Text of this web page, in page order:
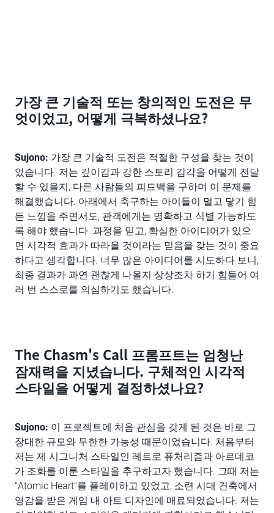
가장 큰 기술적 또는 창의적인 도전은 무
엇이었고, 어떻게 극복하셨나요?
Sujono: 가장 큰 기술적 도전은 적절한 구성을 찾는 것이
었습니다. 저는 깊이감과 강한 스토리 감각을 어떻게 전달
할 수 있을지, 다른 사람들의 피드백을 구하며 이 문제를
해결했습니다. 아래에서 축구하는 아이들이 멀고 닿기 힘
든 느낌을 주면서도, 관객에게는 명확하고 식별 가능하도
록 해야 했습니다. 과정을 믿고, 확실한 아이디어가 있으
면 시각적 효과가 따라올 것이라는 믿음을 갖는 것이 중요
하다고 생각합니다. 너무 많은 아이디어를 시도하다 보니,
최종 결과가 과연 괜찮게 나올지 상상조차 하기 힘들어 여
러 번 스스로를 의심하기도 했습니다.
The Chasm's Call 프롬프트는 엄청난
잠재력을 지녔습니다. 구체적인 시각적
스타일을 어떻게 결정하셨나요?
Sujono: 이 프로젝트에 처음 관심을 갖게 된 것은 바로 그
장대한 규모와 무한한 가능성 때문이었습니다. 처음부터
저는 제 시그니처 스타일인 레트로 퓨처리즘과 아르데코
가 조화를 이룬 스타일을 추구하고자 했습니다. 그때 저는
"Atomic Heart"를 플레이하고 있었고, 소련 시대 건축에서
영감을 받은 게임 내 아트 디자인에 매료되었습니다. 저는